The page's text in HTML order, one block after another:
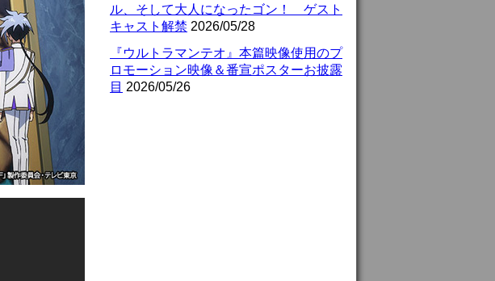
ル、そして大人になったゴン！ ゲスト
キャスト解禁 2026/05/28
『ウルトラマンテオ』本篇映像使用のプ
ロモーション映像＆番宣ポスターお披露
目 2026/05/26